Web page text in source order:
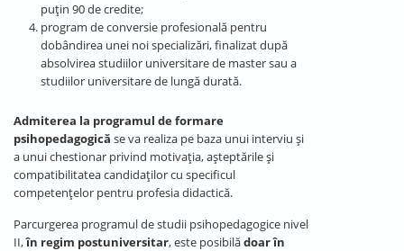
puțin 90 de credite;
program de conversie profesională pentru
dobândirea unei noi specializări, finalizat după
absolvirea studiilor universitare de master sau a
studiilor universitare de lungă durată.
Admiterea la programul de formare
psihopedagogică se va realiza pe baza unui interviu și
a unui chestionar privind motivația, aşteptările şi
compatibilitatea candidaţilor cu specificul
competenţelor pentru profesia didactică.
Parcurgerea programul de studii psihopedagogice nivel
II,în regim postuniversitar, este posibilădoar în